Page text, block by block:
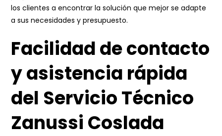
los clientes a encontrar la solución que mejor se adapte
a sus necesidades y presupuesto.
Facilidad de contacto
y asistencia rápida
del Servicio Técnico
Zanussi Coslada